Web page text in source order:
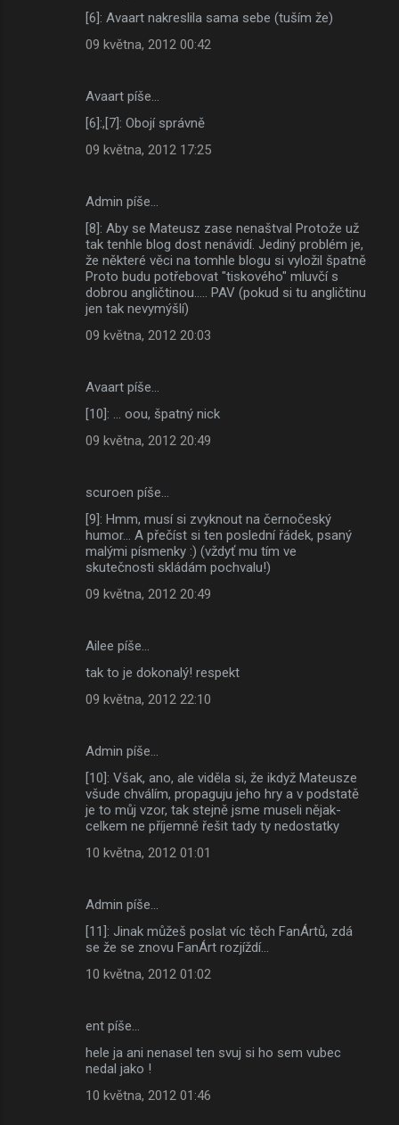
[6]: Avaart nakreslila sama sebe (tuším že)
09 května, 2012 00:42
Avaart píše…
[6]:,[7]: Obojí správně
09 května, 2012 17:25
Admin píše…
[8]: Aby se Mateusz zase nenaštval Protože už
tak tenhle blog dost nenávidí. Jediný problém je,
že některé věci na tomhle blogu si vyložil špatně
Proto budu potřebovat "tiskového" mluvčí s
dobrou angličtinou..... PAV (pokud si tu angličtinu
jen tak nevymýšlí)
09 května, 2012 20:03
Avaart píše…
[10]: ... oou, špatný nick
09 května, 2012 20:49
scuroen píše…
[9]: Hmm, musí si zvyknout na černočeský
humor... A přečíst si ten poslední řádek, psaný
malými písmenky :) (vždyť mu tím ve
skutečnosti skládám pochvalu!)
09 května, 2012 20:49
Ailee píše…
tak to je dokonalý! respekt
09 května, 2012 22:10
Admin píše…
[10]: Však, ano, ale viděla si, že ikdyž Mateusze
všude chválím, propaguju jeho hry a v podstatě
je to můj vzor, tak stejně jsme museli nějak-
celkem ne příjemně řešit tady ty nedostatky
10 května, 2012 01:01
Admin píše…
[11]: Jinak můžeš poslat víc těch FanÁrtů, zdá
se že se znovu FanÁrt rozjíždí...
10 května, 2012 01:02
ent píše…
hele ja ani nenasel ten svuj si ho sem vubec
nedal jako !
10 května, 2012 01:46